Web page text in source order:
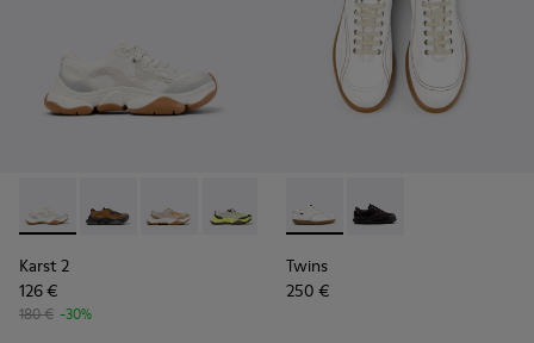
Karst 2 - K201837-009 - Baskets blanches et beiges sans
Karst 2 - K201837-010
Karst 2 - K201837-008
Karst 2 - K201837-003
Karst 2
126 €
180 € -30%
Twins - 27651-135 -
Twins - 27651-136
Twins
250 €